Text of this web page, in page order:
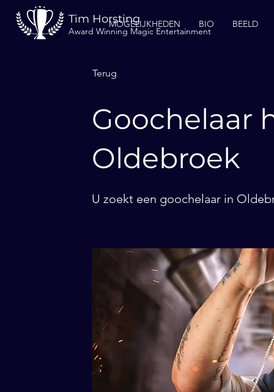
Tim Horsting
Award Winning Magic Entertainment
MOGELIJKHEDEN BIO BEELD
Terug
Goochelaar
Oldebroek
U zoekt een goochelaar in